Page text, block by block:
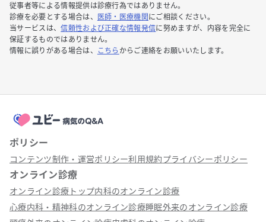
従事者等による情報提供は診療行為ではありません。
診療を必要とする場合は、
医師・医療機関 にご相談ください。
当サービスは、信頼性および正確な情報発信に努めますが、内容を完全に
保証するものではありません。
情報に誤りがある場合は、
こちら からご連絡をお願いいたします。
ポリシー
コンテンツ制作・運営ポリシー利用規約プライバシーポリシー
オンライン診療
オンライン診療トップ内科のオンライン診療
心療内科・精神科のオンライン診療睡眠外来のオンライン診療